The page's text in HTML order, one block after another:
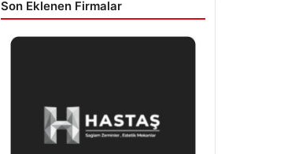
Son Eklenen Firmalar